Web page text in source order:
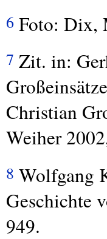
6 Foto: Dix,
7 Zit. in:
Christian
Weiher
8 Wolfgang
Geschichte
949.